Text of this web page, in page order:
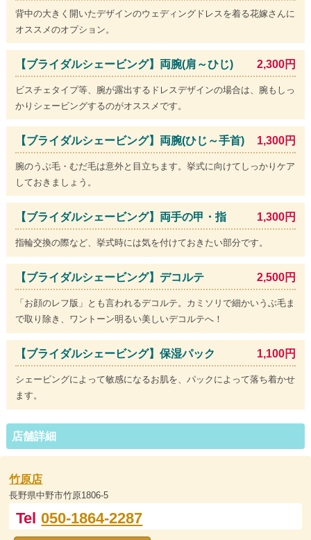
背中の大きく開いたデザインのウェディングドレスを着る花嫁さんに
オススメのオプション。
【ブライダルシェービング】両腕(肩～ひじ) 2,300円
ビスチェタイプ等、腕が露出するドレスデザインの場合は、腕もしっ
かりシェービングするのがオススメです。
【ブライダルシェービング】両腕(ひじ～手首) 1,300円
腕のうぶ毛・むだ毛は意外と目立ちます。挙式に向けてしっかりケア
しておきましょう。
【ブライダルシェービング】両手の甲・指 1,300円
指輪交換の際など、挙式時には気を付けておきたい部分です。
【ブライダルシェービング】デコルテ 2,500円
「お顔のレフ版」とも言われるデコルテ。カミソリで細かいうぶ毛ま
で取り除き、ワントーン明るい美しいデコルテへ！
【ブライダルシェービング】保湿パック 1,100円
シェービングによって敏感になるお肌を、パックによって落ち着かせ
ます。
店舗詳細
竹原店
長野県中野市竹原1806-5
Tel050-1864-2287